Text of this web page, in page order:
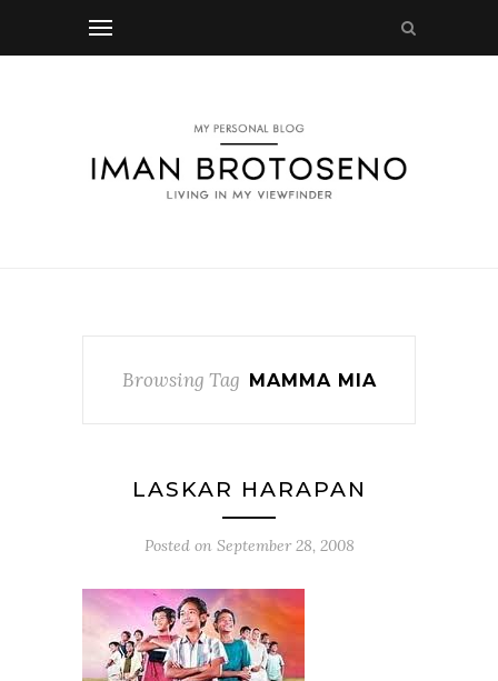
Browsing Tag MAMMA MIA
LASKAR HARAPAN
Posted on September 28, 2008